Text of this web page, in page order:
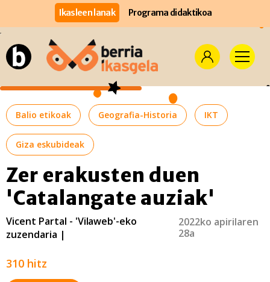
Ikasleen lanak Programa didaktikoa
Balio etikoak Geografia-Historia IKT
Giza eskubideak
Zer erakusten duen
'Catalangate auziak'
Vicent Partal - 'Vilaweb'-eko
zuzendaria |
2022ko apirilaren
28a
310 hitz